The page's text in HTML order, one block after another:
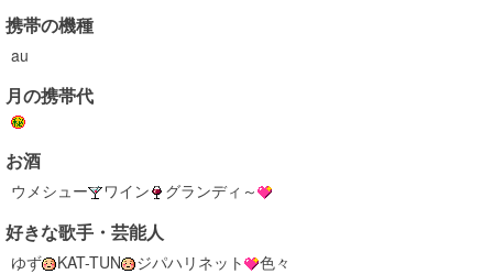
携帯の機種
au
月の携帯代
お酒
ウメシュー ワイン グランディ～
好きな歌手・芸能人
ゆず KAT-TUN ジパハリネット 色々